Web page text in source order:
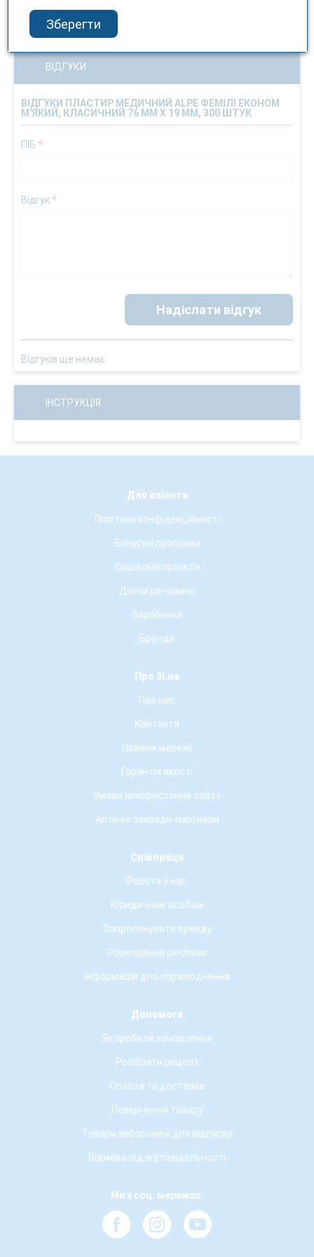
ВІДГУКИ
ВІДГУКИ ПЛАСТИР МЕДИЧНИЙ ALPE ФЕМІЛІ ЕКОНОМ
М'ЯКИЙ, КЛАСИЧНИЙ 76 ММ Х 19 ММ, 300 ШТУК
ПІБ *
Відгук*
Надіслати відгук
Відгуків ще немає
ІНСТРУКЦІЯ
Для клієнта
Політика конфіденційності
Бонусна програма
Соціальні проєкти
Діюча речовина
Виробники
Бренди
Про 3i.ua
Про нас
Контакти
Новини мережі
Гарантія якості
Умови використання сайту
Аптечні заклади-партнери
Співпраця
Робота у нас
Юридичним особам
Запропонувати оренду
Розміщення реклами
Інформація для оприлюднення
Допомога
Як зробити замовлення
Розібрати рецепт
Оплата та доставка
Повернення товару
Товари заборонені для відпуску
Відмова від відповідальності
Ми у соц. мережах:
Зберегти